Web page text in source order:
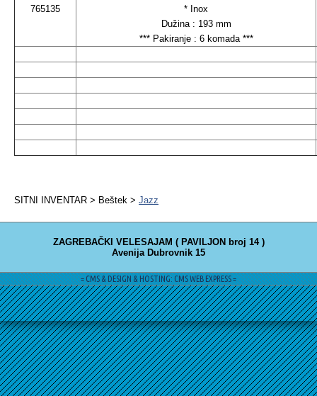
765135
* Inox
Dužina : 193 mm
*** Pakiranje : 6 komada ***
SITNI INVENTAR > Beštek > Jazz
ZAGREBAČKI VELESAJAM ( PAVILJON broj 14 )
Avenija Dubrovnik 15
= CMS & DESIGN & HOSTING: CMS WEB EXPRESS =